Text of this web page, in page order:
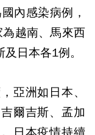
內感染病例，
越南、馬來西
日本各1例。
亞洲如日本、
爾吉斯、孟加